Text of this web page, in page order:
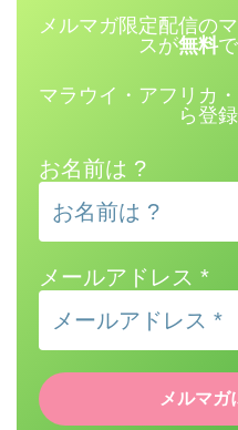
メルマガ限定配信の
スが無料
マラウイ・アフリカ
ら登
お名前は ?
メールアドレス *